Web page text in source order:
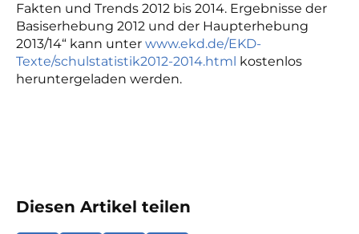
Fakten und Trends 2012 bis 2014. Ergebnisse der
Basiserhebung 2012 und der Haupterhebung
2013/14“ kann unter www.ekd.de/EKD-
Texte/schulstatistik2012-2014.html kostenlos
heruntergeladen werden.
Diesen Artikel teilen